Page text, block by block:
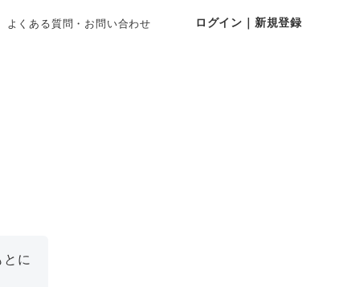
よくある質問・お問い合わせ ログイン｜新規登録
に